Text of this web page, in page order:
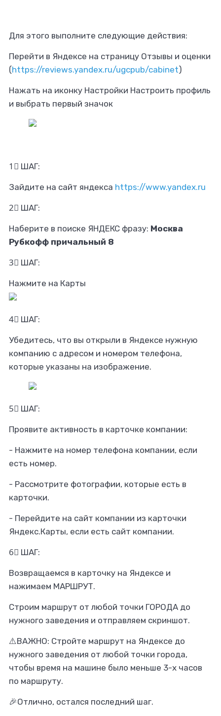
Для этого выполните следующие действия:
Перейти в Яндексе на страницу Отзывы и оценки
(https://reviews.yandex.ru/ugcpub/cabinet)
Нажать на иконку Настройки Настроить профиль
и выбрать первый значок
1⃣ ШАГ:
Зайдите на сайт яндекса https://www.yandex.ru
2⃣ ШАГ:
Наберите в поиске ЯНДЕКС фразу: Москва
Рубкофф причальный 8
3⃣ ШАГ:
Нажмите на Карты ­
4⃣ ШАГ:
Убедитесь, что вы открыли в Яндексе нужную
компанию с адресом и номером телефона,
которые указаны на изображение.
5⃣ ШАГ:
Проявите активность в карточке компании:
- Нажмите на номер телефона компании, если
есть номер.
- Рассмотрите фотографии, которые есть в
карточки.
- Перейдите на сайт компании из карточки
Яндекс.Карты, если есть сайт компании.
­6⃣ ШАГ:
Возвращаемся в карточку на Яндексе и
нажимаем МАРШРУТ.
Строим маршрут от любой точки ГОРОДА до
нужного заведения и отправляем скриншот.
⚠️ВАЖНО: Стройте маршрут на Яндексе до
нужного заведения от любой точки города,
чтобы время на машине было меньше 3-х часов
по маршруту.
🎉Отлично, остался последний шаг.